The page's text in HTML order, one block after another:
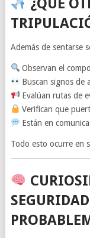
¿QUÉ
Además de sentarse
Observan el
Buscan signos de
Evalúan rutas de
Verifican que
Están en
Todo esto ocurre en